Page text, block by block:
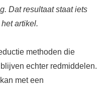
Dat resultaat staat iets
artikel.
methoden die
echter redmiddelen.
met een